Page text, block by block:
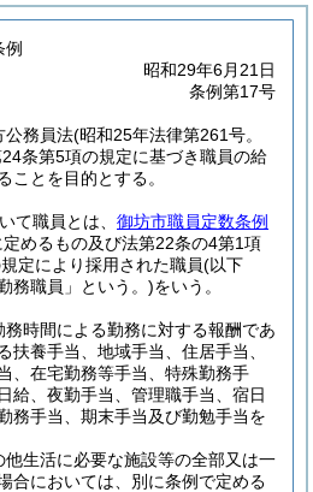
昭和29年6月21日
条例第17号
公務員法(昭和25年法律第261号。
条第5項の規定に基づき職員の給
ことを目的とする。
て職員とは、 御坊市職員定数条例
定めるもの及び法第22条の4第1項
定により採用された職員(以下
務職員」という。)をいう。
時間による勤務に対する報酬であ
扶養手当、地域手当、住居手当、
、在宅勤務等手当、特殊勤務手
給、夜勤手当、管理職手当、宿日
務手当、期末手当及び勤勉手当を
生活に必要な施設等の全部又は一
合においては、別に条例で定める